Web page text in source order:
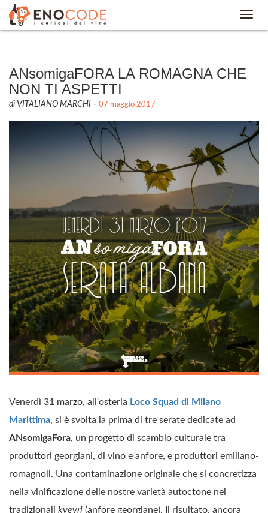
ANsomigaFORA LA ROMAGNA CHE
NON TI ASPETTI
di VITALIANO MARCHI - 07 maggio 2017
Venerdì 31 marzo, all'osteria Loco Squad di Milano
Marittima, si è svolta la prima di tre serate dedicate ad
ANsomigaFora, un progetto di scambio culturale tra
produttori georgiani, di vino e anfore, e produttori emiliano-
romagnoli. Una contaminazione originale che si concretizza
nella vinificazione delle nostre varietà autoctone nei
tradizionali kvevri (anfore georgiane). Il risultato, ancora